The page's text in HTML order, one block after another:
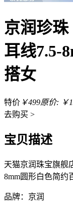
京润珍珠
耳线7.5-
搭女
特价 ￥499原价: ￥
去购买 >
宝贝描述
天猫京润珠宝旗舰
8mm圆形白色简约
品牌：京润